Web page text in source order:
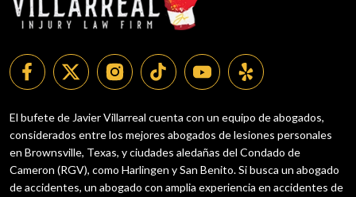
El bufete de Javier Villarreal cuenta con un equipo de abogados,
considerados entre los mejores abogados de lesiones personales
en Brownsville, Texas, y ciudades aledañas del Condado de
Cameron (RGV), como Harlingen y San Benito. Si busca un abogado
de accidentes, un abogado con amplia experiencia en accidentes de